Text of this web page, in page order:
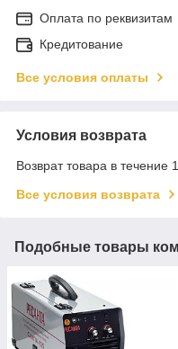
Оплата по реквизитам
Кредитование
Все условия оплаты
Условия возврата
Возврат товара в течение
Все условия возврата
Подобные товары